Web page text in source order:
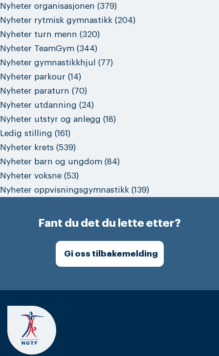
Nyheter organisasjonen (379)
Nyheter rytmisk gymnastikk (204)
Nyheter turn menn (320)
Nyheter TeamGym (344)
Nyheter gymnastikkhjul
(77)
Nyheter parkour (14)
Nyheter paraturn (70)
Nyheter utdanning (24)
Nyheter utstyr og anlegg (18)
Ledig stilling (161)
Nyheter krets (539)
Nyheter barn og ungdom (84)
Nyheter voksne (53)
Nyheter oppvisningsgymnastikk (139)
Fant du det du lette etter?
Gi oss tilbakemelding